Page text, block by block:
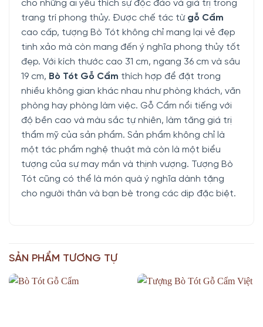
cho những ai yêu thích sự độc đáo và giá trị trong
trang trí phong thủy. Được chế tác từ gỗ Cẩm
cao cấp, tượng Bò Tót không chỉ mang lại vẻ đẹp
tinh xảo mà còn mang đến ý nghĩa phong thủy tốt
đẹp. Với kích thước cao 31 cm, ngang 36 cm và sâu
19 cm, Bò Tót Gỗ Cẩm thích hợp để đặt trong
nhiều không gian khác nhau như phòng khách, văn
phòng hay phòng làm việc. Gỗ Cẩm nổi tiếng với
độ bền cao và màu sắc tự nhiên, làm tăng giá trị
thẩm mỹ của sản phẩm. Sản phẩm không chỉ là
một tác phẩm nghệ thuật mà còn là một biểu
tượng của sự may mắn và thịnh vượng. Tượng Bò
Tót cũng có thể là món quà ý nghĩa dành tặng
cho người thân và bạn bè trong các dịp đặc biệt.
SẢN PHẨM TƯƠNG TỰ